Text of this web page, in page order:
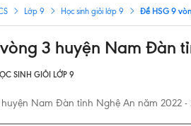
Lớp 9 Học sinh giỏi lớp 9 Đề HSG 9
3 huyện Nam Đàn
SINH GIỎI LỚP 9
Nam Đàn tỉnh Nghệ An năm 2022 -